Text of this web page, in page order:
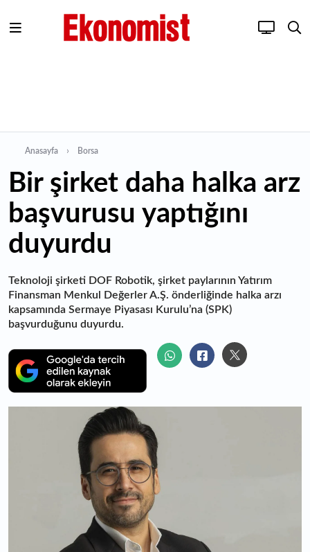
Anasayfa Borsa
Bir şirket daha halka arz
başvurusu yaptığını
duyurdu
Teknoloji şirketi DOF Robotik, şirket paylarının Yatırım
Finansman Menkul Değerler A.Ş. önderliğinde halka arzı
kapsamında Sermaye Piyasası Kurulu’na (SPK)
başvurduğunu duyurdu.